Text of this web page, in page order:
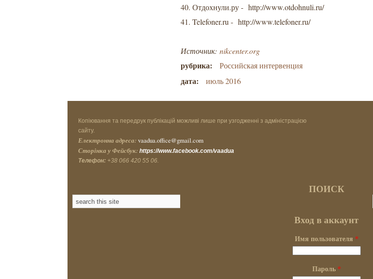
40. Отдохнули.ру - http://www.otdohnuli.ru/
41. Telefoner.ru - http://www.telefoner.ru/
Источник:nikcenter.org
рубрика: Российская интервенция
дата: июль 2016
Копіювання та передрук публікацій можливі лише при узгодженні з адміністрацією
сайту.
Електронна адреса: vaadua.office@gmail.com
Сторінка у Фейсбук: https://www.facebook.com/vaadua
Телефон: +38 066 420 55 06.
ПОИСК
Вход в аккаунт
Имя пользователя *
Пароль *